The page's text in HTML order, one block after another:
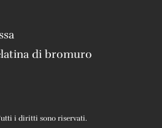
di bromuro
i diritti sono riservati.